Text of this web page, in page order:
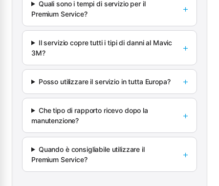
Quali sono i tempi di servizio per il
Premium Service?
Il servizio copre tutti i tipi di danni al Mavic
3M?
Posso utilizzare il servizio in tutta Europa?
Che tipo di rapporto ricevo dopo la
manutenzione?
Quando è consigliabile utilizzare il
Premium Service?